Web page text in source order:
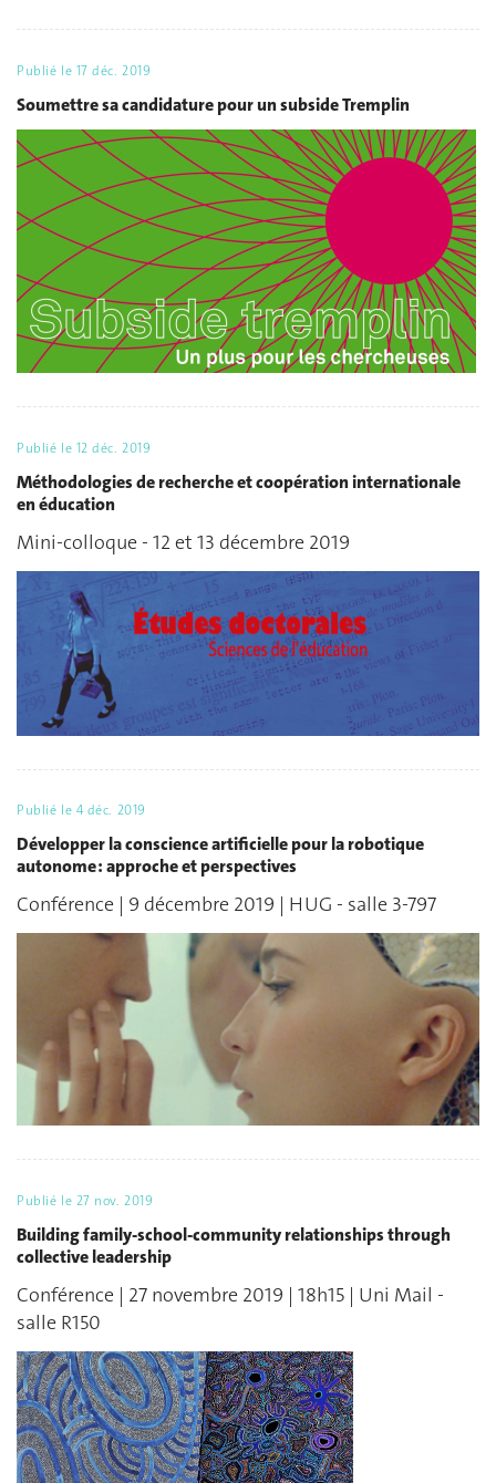
Publié le 17 déc. 2019
Soumettre sa candidature pour un subside Tremplin
Publié le 12 déc. 2019
Méthodologies de recherche et coopération internationale
en éducation
Mini-colloque - 12 et 13 décembre 2019
Publié le 4 déc. 2019
Développer la conscience artificielle pour la robotique
autonome : approche et perspectives
Conférence | 9 décembre 2019 | HUG - salle 3-797
Publié le 27 nov. 2019
Building family-school-community relationships through
collective leadership
Conférence | 27 novembre 2019 | 18h15 | Uni Mail -
salle R150